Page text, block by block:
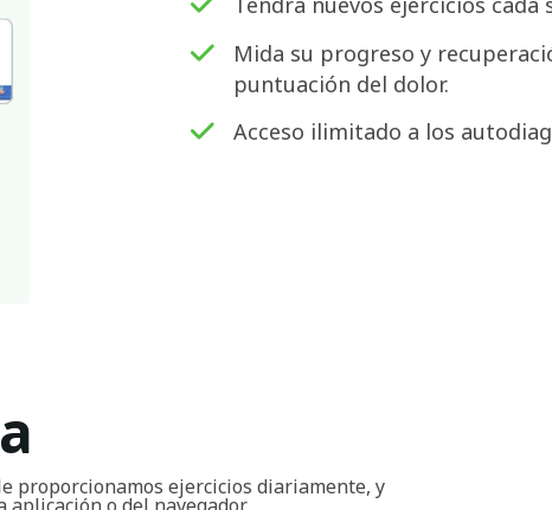
Mida su progreso y
puntuación del dolor.
Acceso ilimitado a los
proporcionamos ejercicios diariamente, y